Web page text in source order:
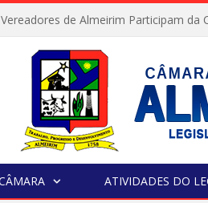
ATIVIDADES DO